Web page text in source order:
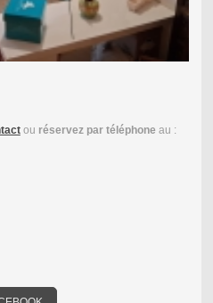
ou réservez par téléphone au :